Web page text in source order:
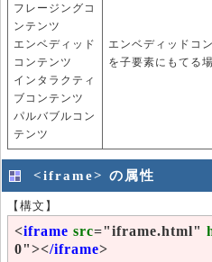
フレージングコ
ンテンツ
エンベディッド
コンテンツ
インタラクティ
ブコンテンツ
パルバブルコン
テンツ
エンベディッドコ
を子要素にもてる
<iframe> の属性
【構文】
<iframe src="iframe.html"
0"></iframe>